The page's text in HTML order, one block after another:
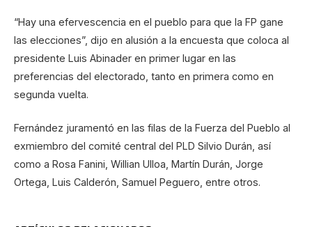
“Hay una efervescencia en el pueblo para que la FP gane
las elecciones”, dijo en alusión a la encuesta que coloca al
presidente Luis Abinader en primer lugar en las
preferencias del electorado, tanto en primera como en
segunda vuelta.
Fernández juramentó en las filas de la Fuerza del Pueblo al
exmiembro del comité central del PLD Silvio Durán, así
como a Rosa Fanini, Willian Ulloa, Martín Durán, Jorge
Ortega, Luis Calderón, Samuel Peguero, entre otros.